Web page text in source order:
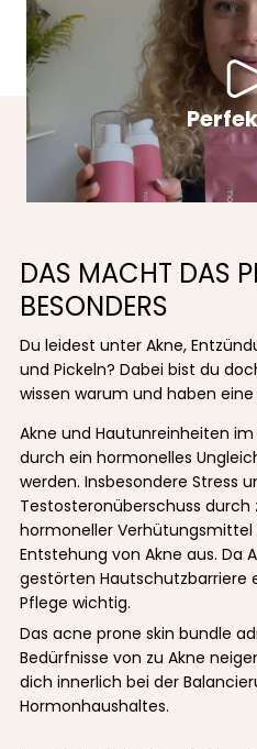
DAS MACHT DAS
BESONDERS
Du leidest unter Akne,
und Pickeln? Dabei bist du
wissen warum und haben
Akne und Hautunreinheiten
durch ein hormonelles
werden. Insbesondere Stress
Testosteronüberschuss durch
hormoneller Verhütungsmittel
Entstehung von Akne aus. Da
gestörten Hautschutzbarriere
Pflege wichtig.
Das acne prone skin bundle
Bedürfnisse von zu Akne
dich innerlich bei der
Hormonhaushaltes.